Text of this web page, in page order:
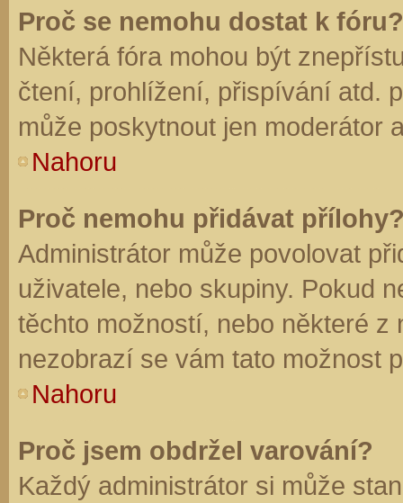
Proč se nemohu dostat k fóru?
Některá fóra mohou být
čtení, prohlížení, přispívání atd.
může poskytnout jen moderátor
Nahoru
Proč nemohu přidávat
Administrátor může povolovat
uživatele, nebo skupiny. Pokud
těchto možností, nebo některé z
nezobrazí se vám tato možnost
Nahoru
Proč jsem obdržel varování?
Každý administrátor si může